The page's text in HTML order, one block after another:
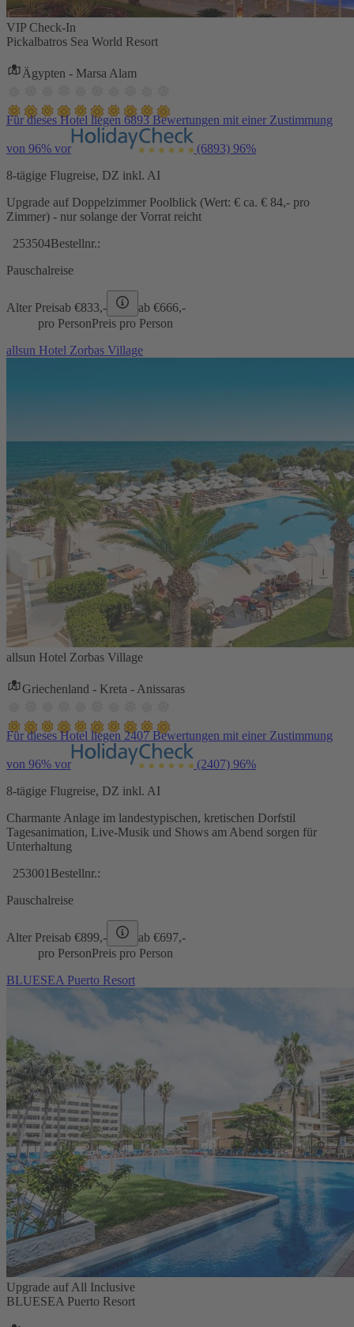
VIP Check-In
Pickalbatros Sea World Resort
Ägypten - Marsa Alam
Für dieses Hotel liegen 6893 Bewertungen mit einer Zustimmung
von 96% vor (6893) 96%
8-tägige Flugreise, DZ inkl. AI
Upgrade auf Doppelzimmer Poolblick (Wert: € ca. € 84,- pro
Zimmer) - nur solange der Vorrat reicht
253504Bestellnr.:
Pauschalreise
Alter Preisab €833,- ab €666,-
pro PersonPreis pro Person
allsun Hotel Zorbas Village
allsun Hotel Zorbas Village
Griechenland - Kreta - Anissaras
Für dieses Hotel liegen 2407 Bewertungen mit einer Zustimmung
von 96% vor (2407) 96%
8-tägige Flugreise, DZ inkl. AI
Charmante Anlage im landestypischen, kretischen Dorfstil
Tagesanimation, Live-Musik und Shows am Abend sorgen für
Unterhaltung
253001 Bestellnr.:
Pauschalreise
Alter Preisab €899,- ab €697,-
pro PersonPreis pro Person
BLUESEA Puerto Resort
Upgrade auf All Inclusive
BLUESEA Puerto Resort